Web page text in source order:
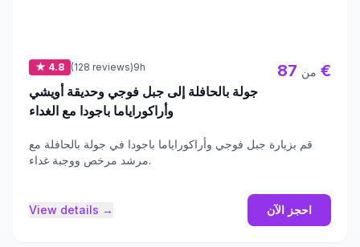
★ 4.8 (128 reviews)9h
جولة بالحافلة إلى جبل فوجي وحديقة أويشي
وأراكوراياما باجودا مع الغداء
من 87 €
قم بزيارة جبل فوجي وأراكوراياما باجودا في جولة بالحافلة مع
مرشد مرخص ووجبة غداء.
View details → احجز الآن